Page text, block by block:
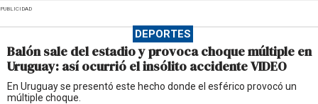
PUBLICIDAD
DEPORTES
Balón sale del estadio y provoca choque múltiple en
Uruguay: así ocurrió el insólito accidente VIDEO
En Uruguay se presentó este hecho donde el esférico provocó un
múltiple choque.